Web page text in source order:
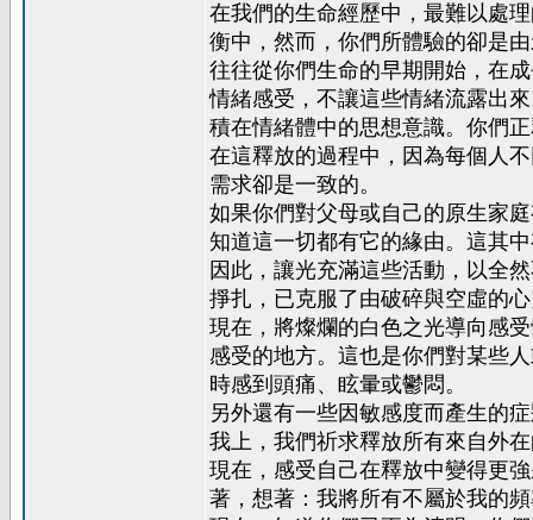
在我們的生命經歷中，最難以處
衡中，然而，你們所體驗的卻是
往往從你們生命的早期開始，在
情緒感受，不讓這些情緒流露出
積在情緒體中的思想意識。你們
在這釋放的過程中，因為每個人
需求卻是一致的。
如果你們對父母或自己的原生家
知道這一切都有它的緣由。這其
因此，讓光充滿這些活動，以全
掙扎，已克服了由破碎與空虛的
現在，將燦爛的白色之光導向感
感受的地方。這也是你們對某些
時感到頭痛、眩暈或鬱悶。
另外還有一些因敏感度而產生的
我上，我們祈求釋放所有來自外
現在，感受自己在釋放中變得更
著，想著：我將所有不屬於我的